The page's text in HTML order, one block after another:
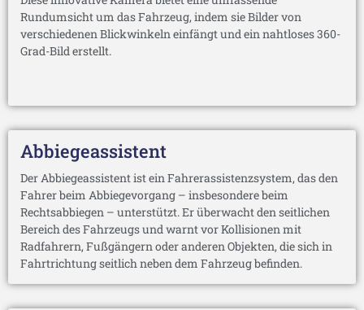
Rundumsicht um das Fahrzeug, indem sie Bilder von
verschiedenen Blickwinkeln einfängt und ein nahtloses 360-
Grad-Bild erstellt.
Abbiegeassistent
Der Abbiegeassistent ist ein Fahrerassistenzsystem, das den
Fahrer beim Abbiegevorgang – insbesondere beim
Rechtsabbiegen – unterstützt. Er überwacht den seitlichen
Bereich des Fahrzeugs und warnt vor Kollisionen mit
Radfahrern, Fußgängern oder anderen Objekten, die sich in
Fahrtrichtung seitlich neben dem Fahrzeug befinden.